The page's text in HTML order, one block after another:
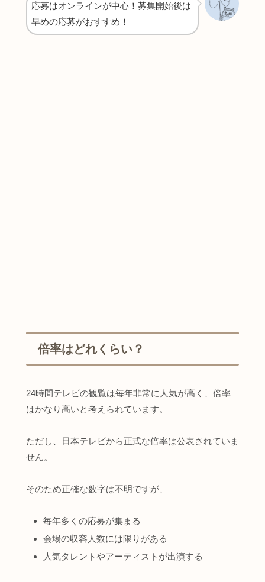
応募はオンラインが中心！募集開始後は
早めの応募がおすすめ！
倍率はどれくらい？
24時間テレビの観覧は毎年非常に人気が高く、倍率
はかなり高いと考えられています。
ただし、日本テレビから正式な倍率は公表されていま
せん。
そのため正確な数字は不明ですが、
毎年多くの応募が集まる
会場の収容人数には限りがある
人気タレントやアーティストが出演する